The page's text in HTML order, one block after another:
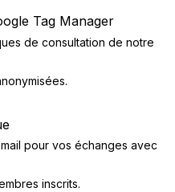
Tag Manager
de consultation de notre
pour vos échanges avec
inscrits.